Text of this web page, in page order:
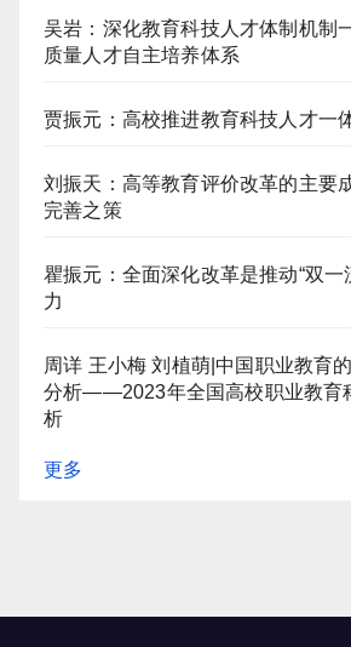
吴岩：深化教育科技人才体制机制
质量人才自主培养体系
贾振元：高校推进教育科技人才一
刘振天：高等教育评价改革的主要
完善之策
瞿振元：全面深化改革是推动“双一
力
周详 王小梅 刘植萌|中国职业教育
分析——2023年全国高校职业教育
析
更多